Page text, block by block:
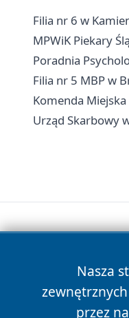
Filia nr 6 w
MPWiK Piekary
Poradnia
Filia nr 5 MBP w
Komenda
Urząd Skarbowy
Nasza
przez